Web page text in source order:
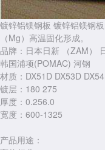
镀锌铝镁钢板 镀锌铝镁钢
（Mg）高温固化形成。
品牌：日本日新 （ZAM）
韩国浦项(POMAC) 河钢
材质：DX51D DX53D
镀层：180 275
厚度：0.256.0
宽度：600-1325
产品用途：